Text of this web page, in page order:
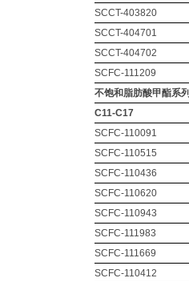
SCCT-403820
SCCT-404701
SCCT-404702
SCFC-111209
不饱和脂肪酸甲酯系
C11-C17
SCFC-110091
SCFC-110515
SCFC-110436
SCFC-110620
SCFC-110943
SCFC-111983
SCFC-111669
SCFC-110412